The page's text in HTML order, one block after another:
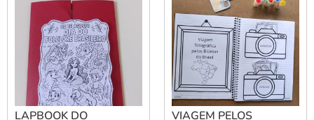
LAPBOOK DO VIAGEM PELOS